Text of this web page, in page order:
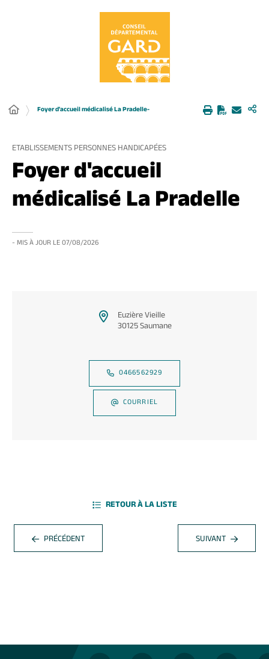
Foyer d'accueil médicalisé La Pradelle-
ETABLISSEMENTS PERSONNES HANDICAPÉES
Foyer d'accueil
médicalisé La Pradelle
- MIS À JOUR LE07/08/2026
Euzière Vieille
30125 Saumane
0466562929
COURRIEL
PRÉCÉDENT
RETOUR À LA LISTE
SUIVANT